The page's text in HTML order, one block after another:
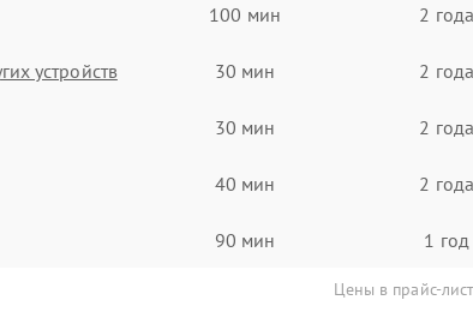
100 мин 2 года
устройств 30 мин 2 года
30 мин 2 года
40 мин 2 года
90 мин 1 год
Цены в прайс-